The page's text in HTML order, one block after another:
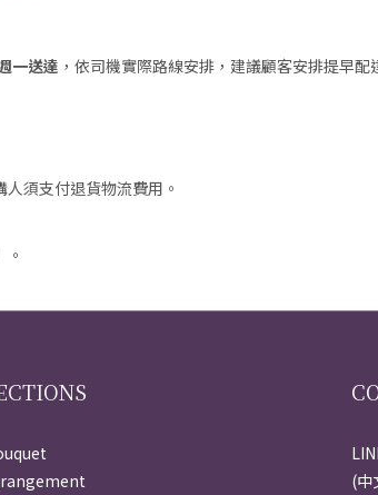
一送達 ，依司機實際路線安排，建議顧客安排提早配
人須支付退貨物流費用。
(中